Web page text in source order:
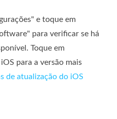
e toque em
para verificar se há
Toque em
para a versão mais
de atualização do iOS